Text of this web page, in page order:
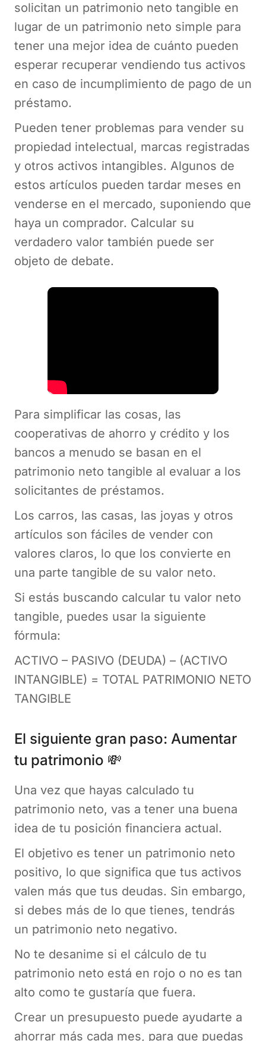
solicitan un patrimonio neto tangible en
lugar de un patrimonio neto simple para
tener una mejor idea de cuánto pueden
esperar recuperar vendiendo tus activos
en caso de incumplimiento de pago de un
préstamo.
Pueden tener problemas para vender su
propiedad intelectual, marcas registradas
y otros activos intangibles. Algunos de
estos artículos pueden tardar meses en
venderse en el mercado, suponiendo que
haya un comprador. Calcular su
verdadero valor también puede ser
objeto de debate.
Para simplificar las cosas, las
cooperativas de ahorro y crédito y los
bancos a menudo se basan en el
patrimonio neto tangible al evaluar a los
solicitantes de préstamos.
Los carros, las casas, las joyas y otros
artículos son fáciles de vender con
valores claros, lo que los convierte en
una parte tangible de su valor neto.
Si estás buscando calcular tu valor neto
tangible, puedes usar la siguiente
fórmula:
ACTIVO – PASIVO (DEUDA) – (ACTIVO
INTANGIBLE) = TOTAL PATRIMONIO NETO
TANGIBLE
El siguiente gran paso: Aumentar
tu patrimonio 💸
Una vez que hayas calculado tu
patrimonio neto, vas a tener una buena
idea de tu posición financiera actual.
El objetivo es tener un patrimonio neto
positivo, lo que significa que tus activos
valen más que tus deudas. Sin embargo,
si debes más de lo que tienes, tendrás
un patrimonio neto negativo.
No te desanime si el cálculo de tu
patrimonio neto está en rojo o no es tan
alto como te gustaría que fuera.
Crear un presupuesto puede ayudarte a
ahorrar más cada mes, para que puedas